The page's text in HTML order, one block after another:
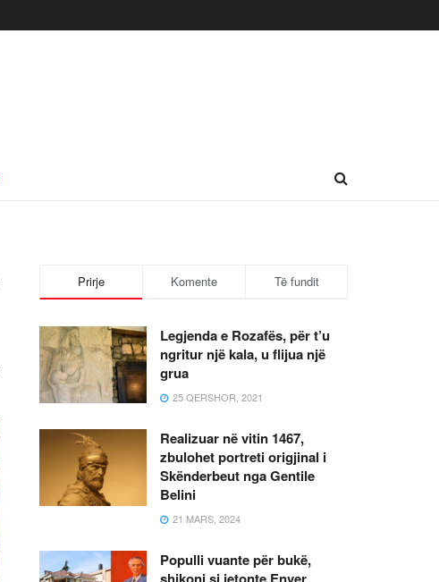
Prirje Komente Të fundit
Legjenda e Rozafës, për t’u
ngritur një kala, u flijua një
grua
25 QERSHOR, 2021
Realizuar në vitin 1467,
zbulohet portreti origjinal i
Skënderbeut nga Gentile
Belini
21 MARS, 2024
Populli vuante për bukë,